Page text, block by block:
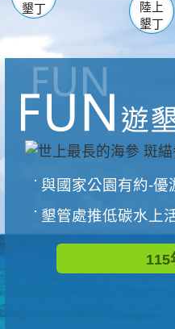
墾丁
陸上
墾丁
與國家公園有約-優
墾管處推低碳水上活
115